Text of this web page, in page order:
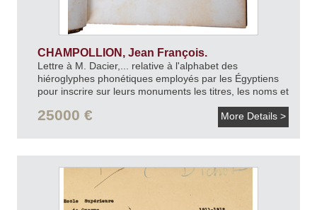
CHAMPOLLION, Jean François.
Lettre à M. Dacier,... relative à l'alphabet des
hiéroglyphes phonétiques employés par les Égyptiens
pour inscrire sur leurs monuments les titres, les noms et
[relié à la suite]
Précis du système hiéroglyphique des anciens
égyptiens, ou Recherches sur les élémens premiers de
cette écriture sacrée.1822-1824.
25000 € More Details >